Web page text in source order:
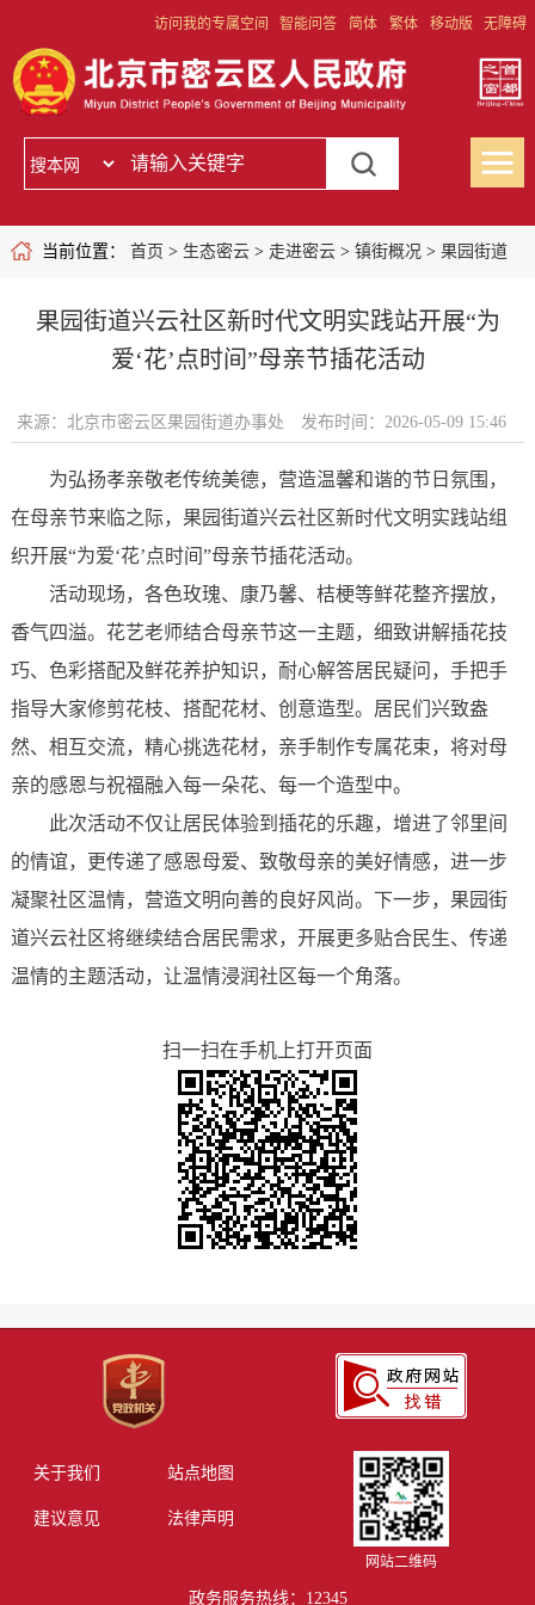
访问我的专属空间 智能问答 简体 繁体 移动版 无障碍
当前位置： 首页 > 生态密云> 走进密云> 镇街概况 > 果园街道
果园街道兴云社区新时代文明实践站开展“为
爱‘花’点时间”母亲节插花活动
来源：北京市密云区果园街道办事处 发布时间：2026-05-09 15:46
为弘扬孝亲敬老传统美德，营造温馨和谐的节日氛围，
在母亲节来临之际，果园街道兴云社区新时代文明实践站组
织开展“为爱‘花’点时间”母亲节插花活动。
活动现场，各色玫瑰、康乃馨、桔梗等鲜花整齐摆放，
香气四溢。花艺老师结合母亲节这一主题，细致讲解插花技
巧、色彩搭配及鲜花养护知识，耐心解答居民疑问，手把手
指导大家修剪花枝、搭配花材、创意造型。居民们兴致盎
然、相互交流，精心挑选花材，亲手制作专属花束，将对母
亲的感恩与祝福融入每一朵花、每一个造型中。
此次活动不仅让居民体验到插花的乐趣，增进了邻里间
的情谊，更传递了感恩母爱、致敬母亲的美好情感，进一步
凝聚社区温情，营造文明向善的良好风尚。下一步，果园街
道兴云社区将继续结合居民需求，开展更多贴合民生、传递
温情的主题活动，让温情浸润社区每一个角落。
扫一扫在手机上打开页面
关于我们 站点地图
建议意见 法律声明
网站二维码
政务服务热线：12345